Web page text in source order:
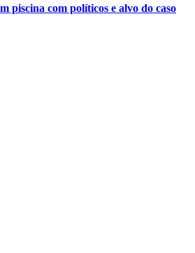
piscina com políticos e alvo do caso